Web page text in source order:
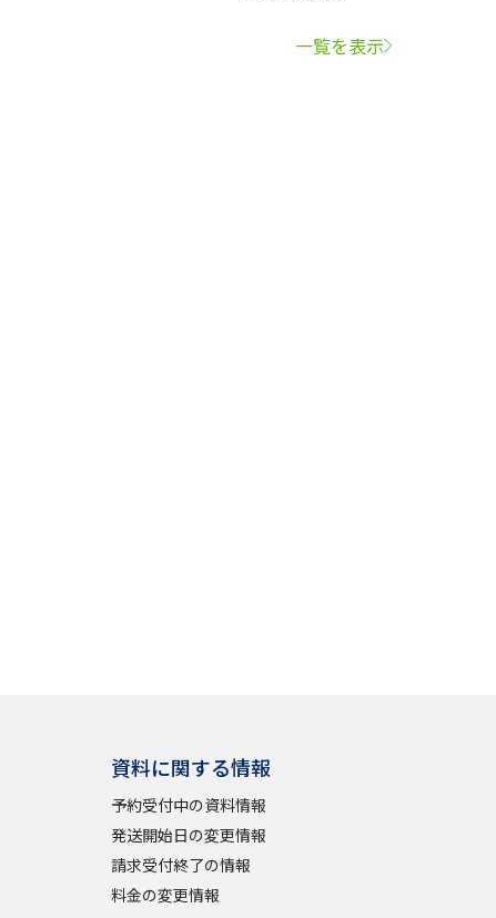
一覧を表示
資料に関する情報
予約受付中の資料情報
発送開始日の変更情報
請求受付終了の情報
料金の変更情報